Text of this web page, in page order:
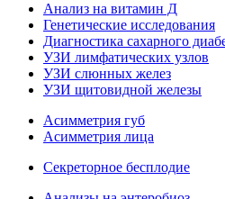
Анализ на витамин Д
Генетические исследования
Диагностика сахарного
УЗИ лимфатических узлов
УЗИ слюнных желез
УЗИ щитовидной железы
Асимметрия губ
Асимметрия лица
Секреторное бесплодие